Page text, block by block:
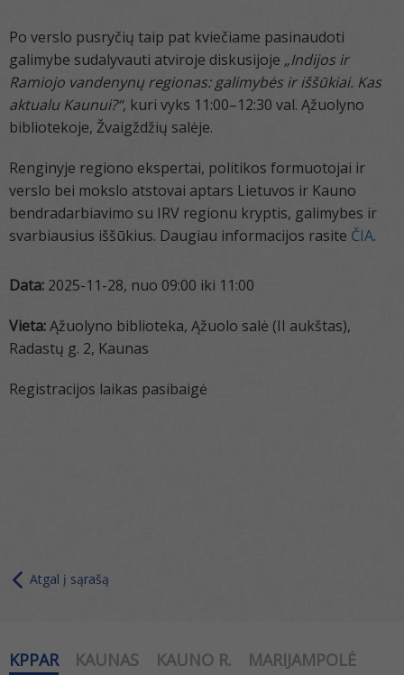
Po verslo pusryčių taip pat kviečiame pasinaudoti
galimybe sudalyvauti atviroje diskusijoje „Indijos ir
Ramiojo vandenynų regionas: galimybės ir iššūkiai. Kas
aktualu Kaunui?“, kuri vyks 11:00–12:30 val. Ąžuolyno
bibliotekoje, Žvaigždžių salėje.
Renginyje regiono ekspertai, politikos formuotojai ir
verslo bei mokslo atstovai aptars Lietuvos ir Kauno
bendradarbiavimo su IRV regionu kryptis, galimybes ir
svarbiausius iššūkius. Daugiau informacijos rasite ČIA.
Data: 2025-11-28, nuo 09:00 iki 11:00
Vieta:Ąžuolyno biblioteka, Ąžuolo salė (II aukštas),
Radastų g. 2, Kaunas
Registracijos laikas pasibaigė
Atgal į sąrašą
KPPAR KAUNAS KAUNO R.
MARIJAMPOLĖ